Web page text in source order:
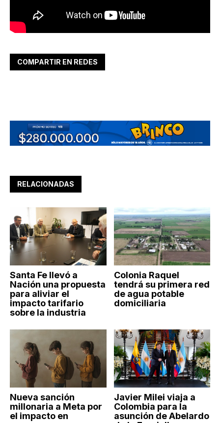
COMPARTIR EN REDES
RELACIONADAS
Santa Fe llevó a
Nación una propuesta
para aliviar el
impacto tarifario
sobre la industria
Colonia Raquel
tendrá su primera red
de agua potable
domiciliaria
Nueva sanción
millonaria a Meta por
el impacto en
Javier Milei viaja a
Colombia para la
asunción de Abelardo